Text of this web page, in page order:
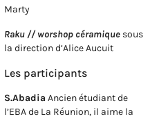
Marty
Raku // worshop céramique sous
la direction d’Alice Aucuit
Les participants
S.Abadia Ancien étudiant de
l’EBA de La Réunion, il aime la